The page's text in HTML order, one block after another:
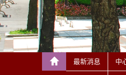
最新消息 中